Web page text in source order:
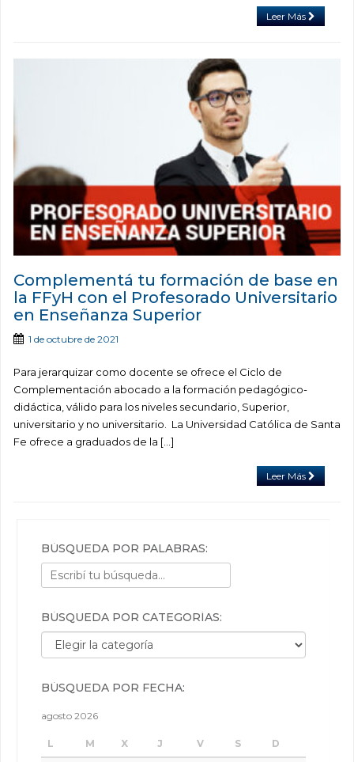
Leer Más
Complementá tu formación de base en
la FFyH con el Profesorado Universitario
en Enseñanza Superior
1 de octubre de 2021
Para jerarquizar como docente se ofrece el Ciclo de
Complementación abocado a la formación pedagógico-
didáctica, válido para los niveles secundario, Superior,
universitario y no universitario. La Universidad Católica de Santa
Fe ofrece a graduados de la […]
Leer Más
BÚSQUEDA POR PALABRAS:
BÚSQUEDA POR CATEGORÍAS:
Búsqueda por categorías:
BÚSQUEDA POR FECHA:
agosto 2026
L M X J V S D